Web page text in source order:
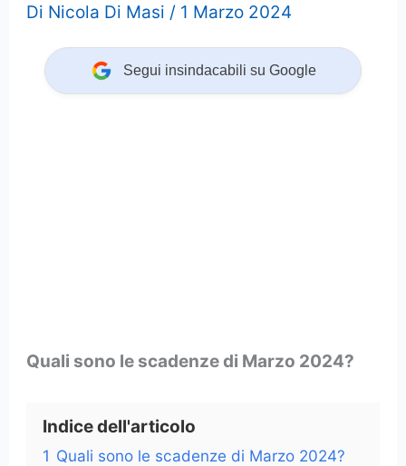
Di Nicola Di Masi / 1 Marzo 2024
Segui insindacabili su Google
Quali sono le scadenze di Marzo 2024?
Indice dell'articolo
1 Quali sono le scadenze di Marzo 2024?